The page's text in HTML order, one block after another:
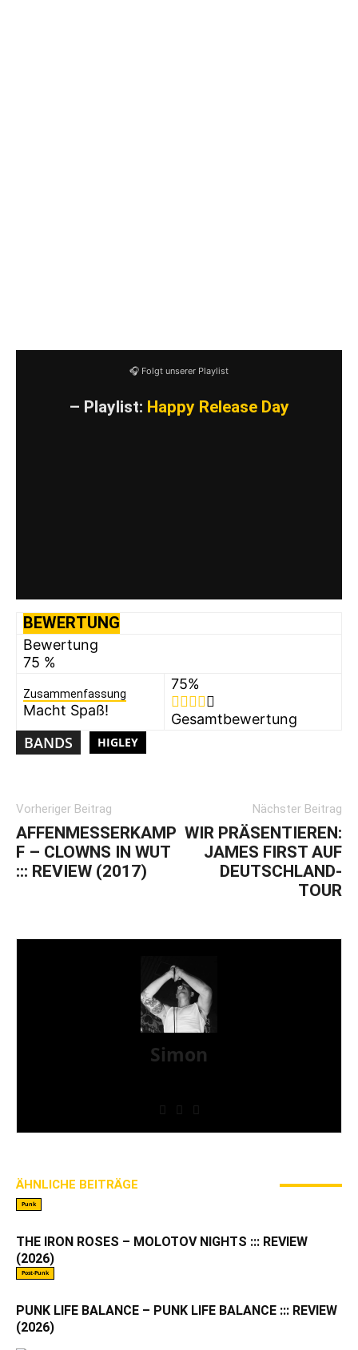
🎧 Folgt unserer Playlist
– Playlist: Happy Release Day
BEWERTUNG
Bewertung
75 %
Zusammenfassung
Macht Spaß!
75%
Gesamtbewertung
BANDS HIGLEY
Vorheriger Beitrag
AFFENMESSERKAMP
F – CLOWNS IN WUT
::: REVIEW (2017)
Nächster Beitrag
WIR PRÄSENTIEREN:
JAMES FIRST AUF
DEUTSCHLAND-
TOUR
Simon
ÄHNLICHE BEITRÄGE
Punk
THE IRON ROSES – MOLOTOV NIGHTS ::: REVIEW
(2026)
Post-Punk
PUNK LIFE BALANCE – PUNK LIFE BALANCE ::: REVIEW
(2026)